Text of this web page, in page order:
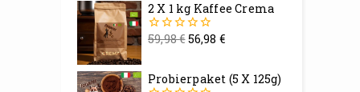
2 X 1 kg Kaffee Crema
0
59,98€56,98 €
Probierpaket (5 X 125g)